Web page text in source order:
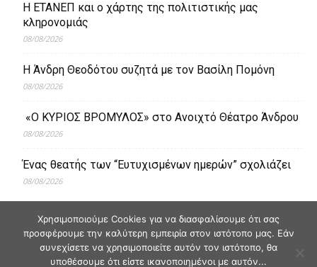
Η ΕΤΑΝΕΠ και ο χάρτης της πολιτιστικής μας
κληρονομιάς
08/08/2026
Η Άνδρη Θεοδότου συζητά με τον Βασίλη Πομόνη
08/08/2026
«Ο ΚΥΡΙΟΣ ΒΡΟΜΥΛΟΣ» στο Ανοιχτό Θέατρο Άνδρου
08/08/2026
Ένας θεατής των “Ευτυχισμένων ημερών” σχολιάζει
08/08/2026
Χρησιμοποιούμε Cookies για να διασφαλίσουμε ότι σας
προσφέρουμε την καλύτερη εμπειρία στον ιστότοπο μας. Εάν
συνεχίσετε να χρησιμοποιείτε αυτόν τον ιστότοπο, θα
υποθέσουμε ότι είστε ικανοποιημένοι με αυτόν...